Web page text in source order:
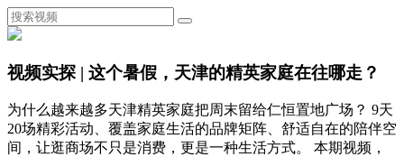
视频实探 | 这个暑假，天津的精英家庭在往哪走？
为什么越来越多天津精英家庭把周末留给仁恒置地广场？ 9天
20场精彩活动、覆盖家庭生活的品牌矩阵、舒适自在的陪伴空
间，让逛商场不只是消费，更是一种生活方式。 本期视频，